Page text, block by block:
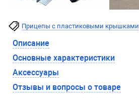
Прицепы с пластиковыми крышками
Описание
Основные характеристики
Аксессуары
Отзывы и вопросы о товаре